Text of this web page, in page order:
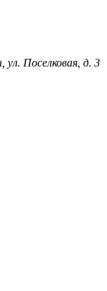
Поселковая, д. 3